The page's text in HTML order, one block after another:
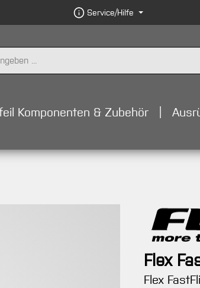
Service/Hilfe
Komponenten & Zubehör
Flex
Flex